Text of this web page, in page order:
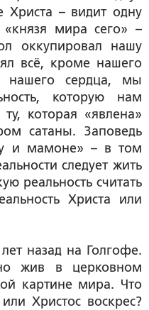
Христа – видит одну
«князя мира сего» –
оккупировал нашу
всё, кроме нашего
нашего сердца, мы
которую нам
которая «явлена»
сатаны. Заповедь
и мамоне» – в том
следует жить
реальность считать
Христа или
назад на Голгофе.
жив в церковном
картине мира. Что
Христос воскрес?